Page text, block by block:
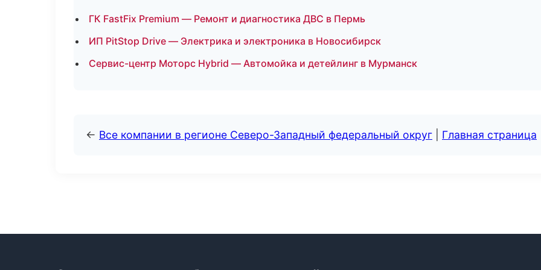
ГК FastFix Premium — Ремонт и диагностика ДВС в Пермь
ИП PitStop Drive — Электрика и электроника в Новосибирск
Сервис-центр Моторс Hybrid — Автомойка и детейлинг в Мурманск
← Все компании в регионе Северо-Западный федеральный округ Главная страница